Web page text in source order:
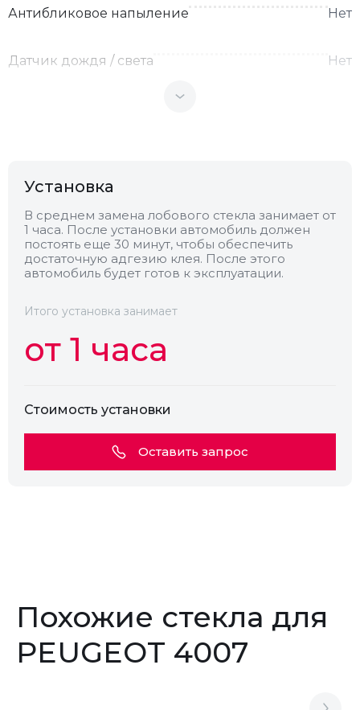
Антибликовое напыление Нет
Датчик дождя / света Нет
Обогрев
Установка
В среднем замена лобового стекла занимает от
1 часа. После установки автомобиль должен
постоять еще 30 минут, чтобы обеспечить
достаточную адгезию клея. После этого
автомобиль будет готов к эксплуатации.
Итого установка занимает
от 1 часа
Стоимость установки
Оставить запрос
Похожие стекла для
PEUGEOT 4007